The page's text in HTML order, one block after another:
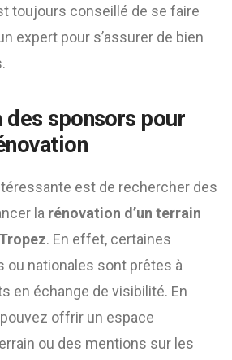
toujours conseillé de se faire
expert pour s’assurer de bien
des sponsors pour
est de rechercher des
la rénovation d’un terrain
. En effet, certaines
ou nationales sont prêtes à
en échange de visibilité. En
offrir un espace
ou des mentions sur les